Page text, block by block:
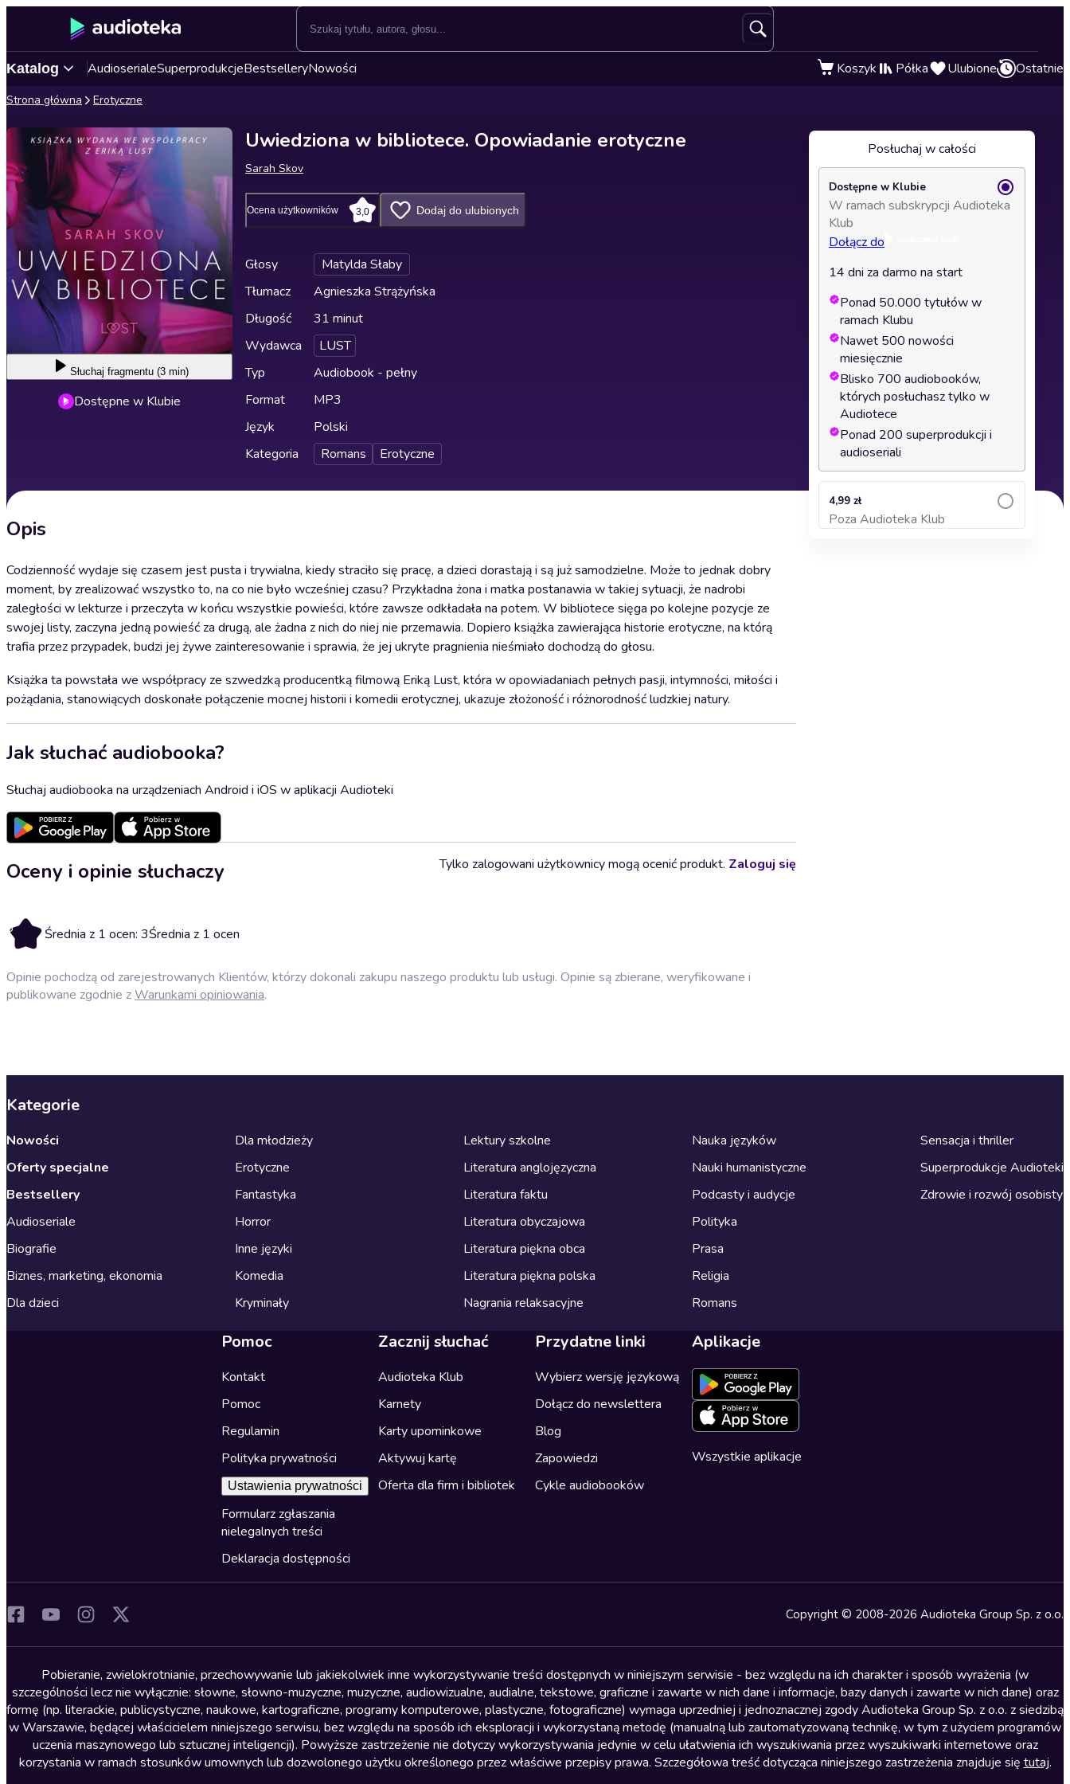
Katalog AudioserialeSuperprodukcjeBestselleryNowości Koszyk Półka Ulubione Ostatnie
Strona główna Erotyczne
Słuchaj fragmentu (3 min)
Dostępne w Klubie
Uwiedziona w bibliotece. Opowiadanie erotyczne
Sarah Skov
Ocena użytkowników 3,0 Dodaj do ulubionych
Głosy
Matylda Słaby
Tłumacz
Agnieszka Strążyńska
Długość
31 minut
Wydawca
LUST
Typ
Audiobook - pełny
Format
MP3
Język
Polski
Kategoria
Romans Erotyczne
Opis
Codzienność wydaje się czasem jest pusta i trywialna, kiedy straciło się pracę, a dzieci dorastają i są już samodzielne. Może to jednak dobry
moment, by zrealizować wszystko to, na co nie było wcześniej czasu? Przykładna żona i matka postanawia w takiej sytuacji, że nadrobi
zaległości w lekturze i przeczyta w końcu wszystkie powieści, które zawsze odkładała na potem. W bibliotece sięga po kolejne pozycje ze
swojej listy, zaczyna jedną powieść za drugą, ale żadna z nich do niej nie przemawia. Dopiero książka zawierająca historie erotyczne, na którą
trafia przez przypadek, budzi jej żywe zainteresowanie i sprawia, że jej ukryte pragnienia nieśmiało dochodzą do głosu.
Książka ta powstała we współpracy ze szwedzką producentką filmową Eriką Lust, która w opowiadaniach pełnych pasji, intymności, miłości i
pożądania, stanowiących doskonałe połączenie mocnej historii i komedii erotycznej, ukazuje złożoność i różnorodność ludzkiej natury.
Jak słuchać audiobooka?
Słuchaj audiobooka na urządzeniach Android i iOS w aplikacji Audioteki
Oceny i opinie słuchaczy
3 Średnia z 1 ocen: 3Średnia z 1 ocen
Tylko zalogowani użytkownicy mogą ocenić produkt. Zaloguj się
Opinie pochodzą od zarejestrowanych Klientów, którzy dokonali zakupu naszego produktu lub usługi. Opinie są zbierane, weryfikowane i
publikowane zgodnie zWarunkami opiniowania.
Posłuchaj w całości
Dostępne w Klubie
W ramach subskrypcji Audioteka
Klub
Dołącz do
14 dni za darmo na start
Ponad 50.000 tytułów w
ramach Klubu
Nawet 500 nowości
miesięcznie
Blisko 700 audiobooków,
których posłuchasz tylko w
Audiotece
Ponad 200 superprodukcji i
audioseriali
4,99 zł
Poza Audioteka Klub
Dodaj do koszyka
Kategorie
Nowości
Oferty specjalne
Bestsellery
Audioseriale
Biografie
Biznes, marketing, ekonomia
Dla dzieci
Dla młodzieży
Erotyczne
Fantastyka
Horror
Inne języki
Komedia
Kryminały
Lektury szkolne
Literatura anglojęzyczna
Literatura faktu
Literatura obyczajowa
Literatura piękna obca
Literatura piękna polska
Nagrania relaksacyjne
Nauka języków
Nauki humanistyczne
Podcasty i audycje
Polityka
Prasa
Religia
Romans
Sensacja i thriller
Superprodukcje Audioteki
Zdrowie i rozwój osobisty
Pomoc
Kontakt
Pomoc
Regulamin
Polityka prywatności
Ustawienia prywatności
Formularz zgłaszania
nielegalnych treści
Deklaracja dostępności
Zacznij słuchać
Audioteka Klub
Karnety
Karty upominkowe
Aktywuj kartę
Oferta dla firm i bibliotek
Przydatne linki
Wybierz wersję językową
Dołącz do newslettera
Blog
Zapowiedzi
Cykle audiobooków
Aplikacje
Wszystkie aplikacje
Copyright © 2008-2026 Audioteka Group Sp. z o.o.
Pobieranie, zwielokrotnianie, przechowywanie lub jakiekolwiek inne wykorzystywanie treści dostępnych w niniejszym serwisie - bez względu na ich charakter i sposób wyrażenia (w
szczególności lecz nie wyłącznie: słowne, słowno-muzyczne, muzyczne, audiowizualne, audialne, tekstowe, graficzne i zawarte w nich dane i informacje, bazy danych i zawarte w nich dane) oraz
formę (np. literackie, publicystyczne, naukowe, kartograficzne, programy komputerowe, plastyczne, fotograficzne) wymaga uprzedniej i jednoznacznej zgody Audioteka Group Sp. z o.o. z siedzibą
w Warszawie, będącej właścicielem niniejszego serwisu, bez względu na sposób ich eksploracji i wykorzystaną metodę (manualną lub zautomatyzowaną technikę, w tym z użyciem programów
uczenia maszynowego lub sztucznej inteligencji). Powyższe zastrzeżenie nie dotyczy wykorzystywania jedynie w celu ułatwienia ich wyszukiwania przez wyszukiwarki internetowe oraz
korzystania w ramach stosunków umownych lub dozwolonego użytku określonego przez właściwe przepisy prawa. Szczegółowa treść dotycząca niniejszego zastrzeżenia znajduje się tutaj.